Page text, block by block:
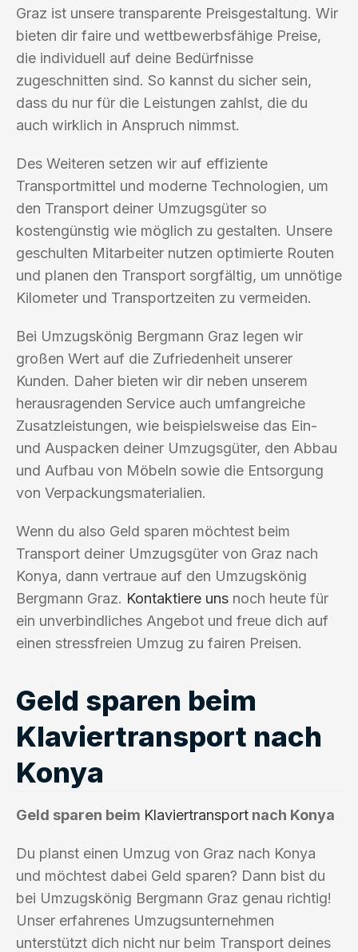
Graz ist unsere transparente Preisgestaltung. Wir
bieten dir faire und wettbewerbsfähige Preise,
die individuell auf deine Bedürfnisse
zugeschnitten sind. So kannst du sicher sein,
dass du nur für die Leistungen zahlst, die du
auch wirklich in Anspruch nimmst.
Des Weiteren setzen wir auf effiziente
Transportmittel und moderne Technologien, um
den Transport deiner Umzugsgüter so
kostengünstig wie möglich zu gestalten. Unsere
geschulten Mitarbeiter nutzen optimierte Routen
und planen den Transport sorgfältig, um unnötige
Kilometer und Transportzeiten zu vermeiden.
Bei Umzugskönig Bergmann Graz legen wir
großen Wert auf die Zufriedenheit unserer
Kunden. Daher bieten wir dir neben unserem
herausragenden Service auch umfangreiche
Zusatzleistungen, wie beispielsweise das Ein-
und Auspacken deiner Umzugsgüter, den Abbau
und Aufbau von Möbeln sowie die Entsorgung
von Verpackungsmaterialien.
Wenn du also Geld sparen möchtest beim
Transport deiner Umzugsgüter von Graz nach
Konya, dann vertraue auf den Umzugskönig
Bergmann Graz. Kontaktiere uns noch heute für
ein unverbindliches Angebot und freue dich auf
einen stressfreien Umzug zu fairen Preisen.
Geld sparen beim
Klaviertransport nach
Konya
Geld sparen beim Klaviertransport nach Konya
Du planst einen Umzug von Graz nach Konya
und möchtest dabei Geld sparen? Dann bist du
bei Umzugskönig Bergmann Graz genau richtig!
Unser erfahrenes Umzugsunternehmen
unterstützt dich nicht nur beim Transport deines